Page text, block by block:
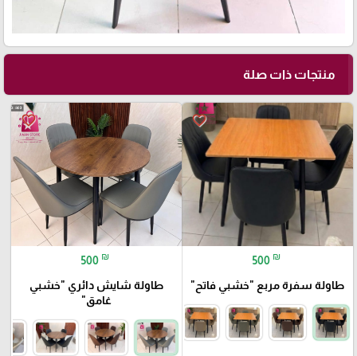
منتجات ذات صلة
favorite_border
500 ₪
طاولة سفرة مربع "خشبي فاتح"
favorite_border
500 ₪
طاولة شايش دائري "خشبي
غامق"